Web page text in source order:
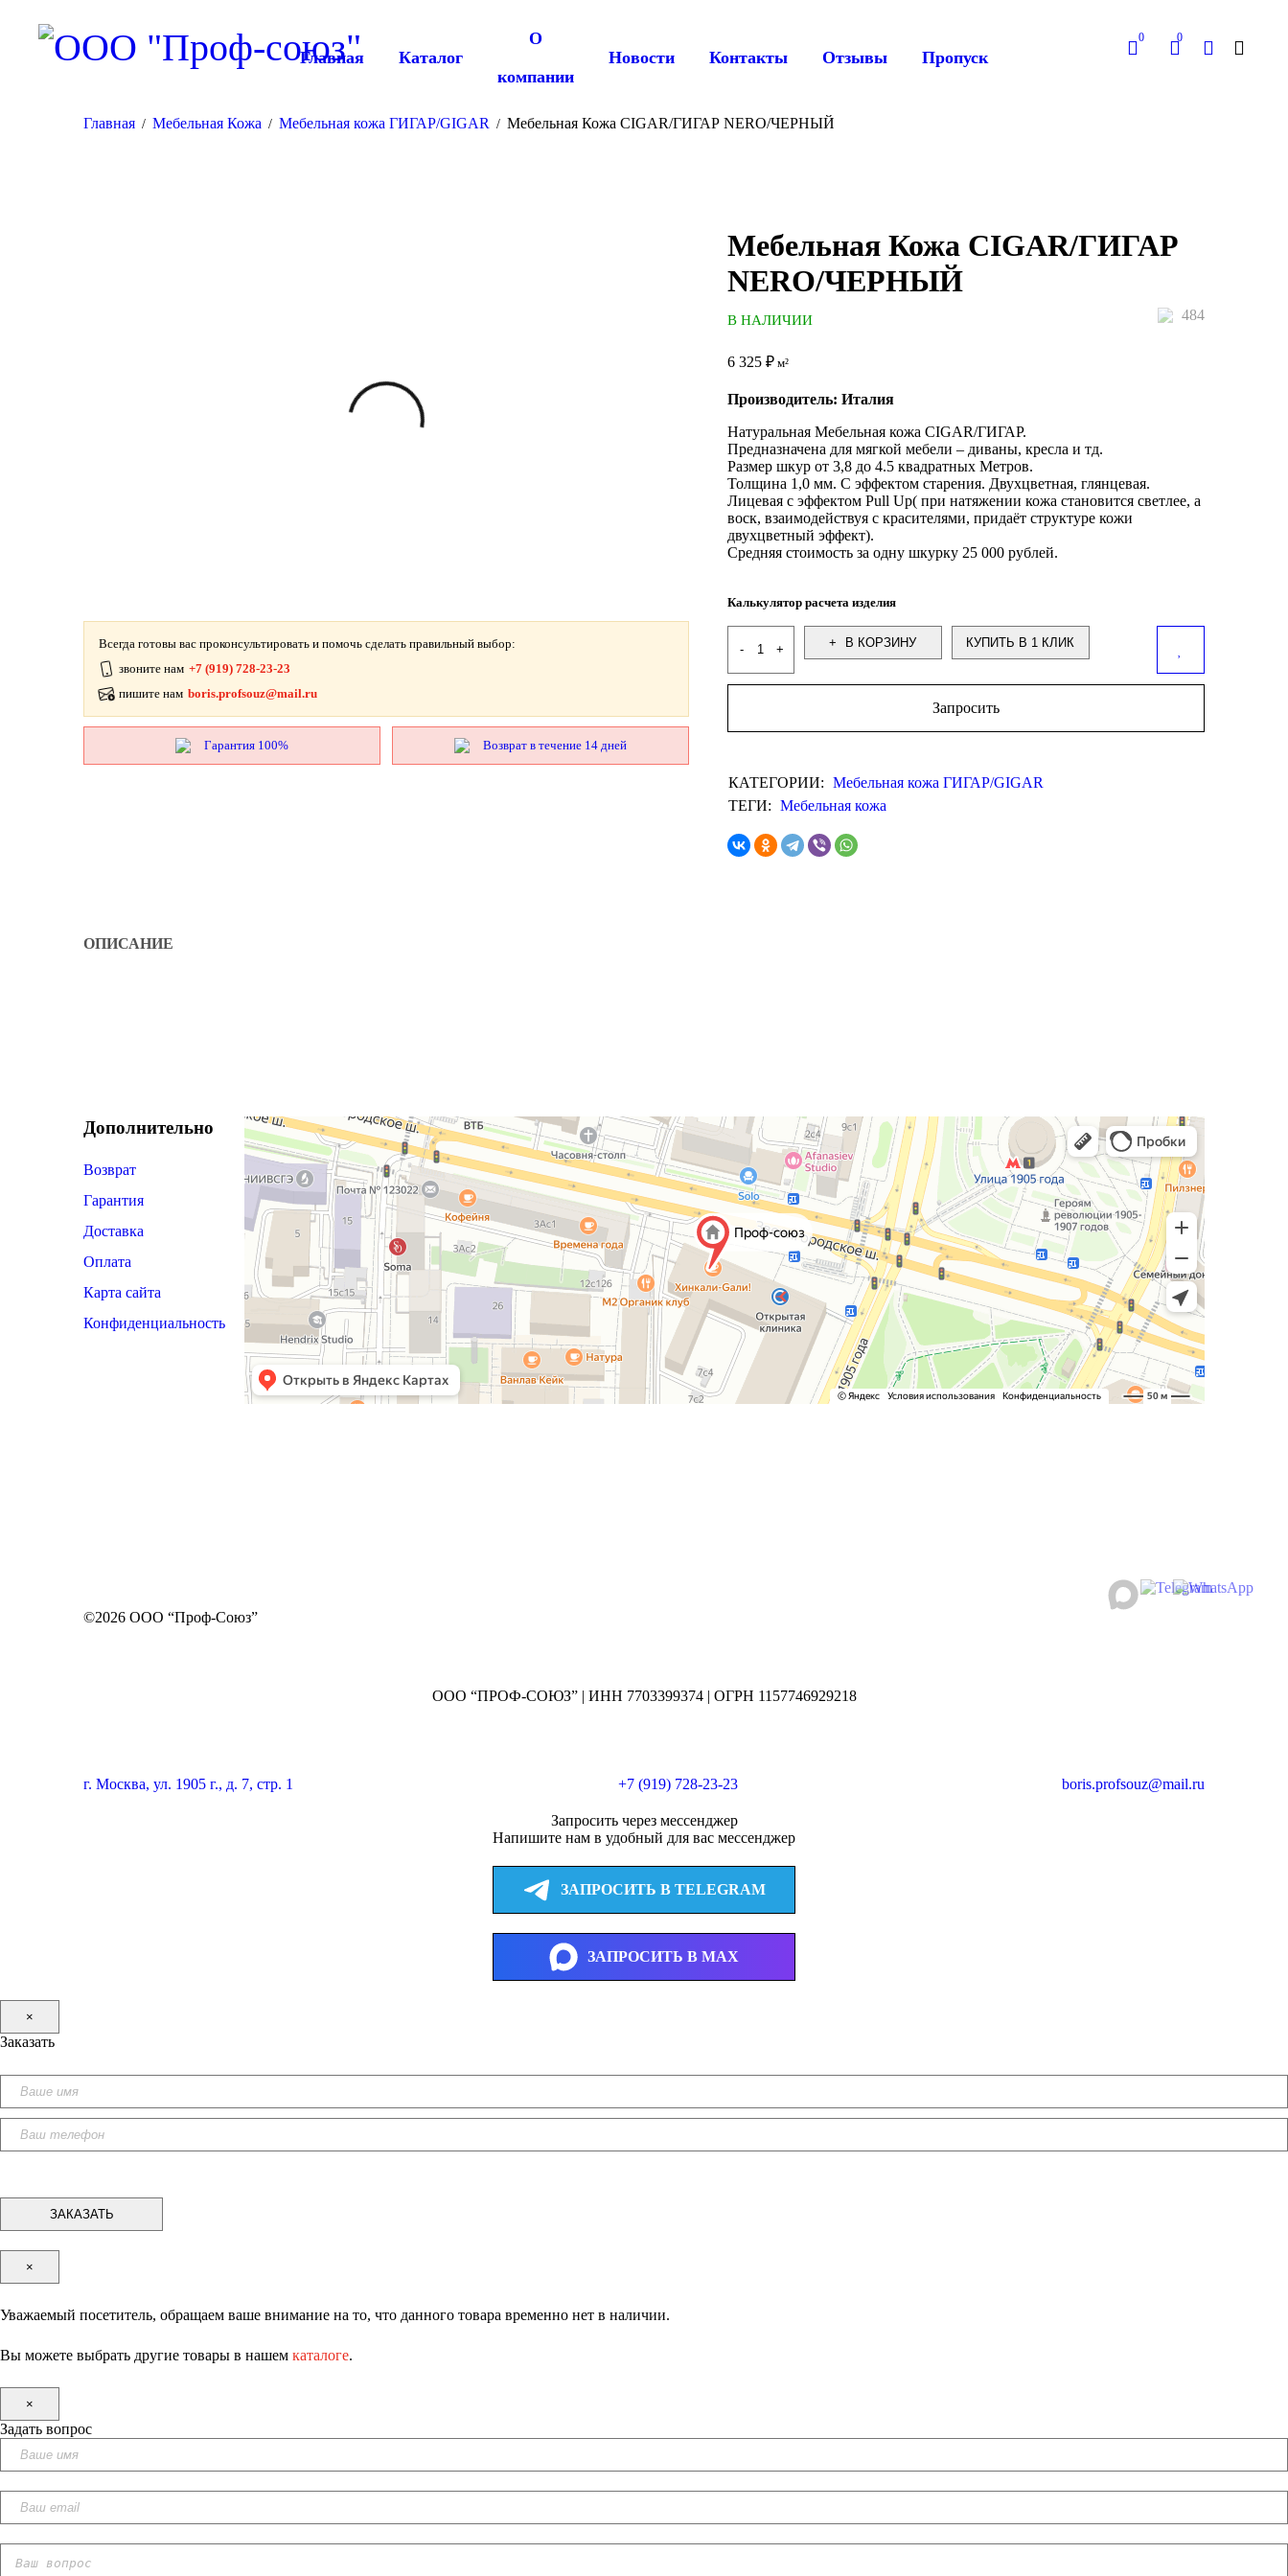
Главная Каталог
О
компании
Новости Контакты Отзывы Пропуск
0 0
Главная / Мебельная Кожа / Мебельная кожа ГИГАР/GIGAR / Мебельная Кожа CIGAR/ГИГАР NERO/ЧЕРНЫЙ
Всегда готовы вас проконсультировать и помочь сделать правильный выбор:
звоните нам +7 (919) 728-23-23
пишите нам boris.profsouz@mail.ru
Гарантия 100% Возврат в течение 14 дней
Мебельная Кожа CIGAR/ГИГАР
NERO/ЧЕРНЫЙ
484
В НАЛИЧИИ
6 325 ₽м²
Производитель: Италия
Натуральная Мебельная кожа CIGAR/ГИГАР.
Предназначена для мягкой мебели – диваны, кресла и тд.
Размер шкур от 3,8 до 4.5 квадратных Метров.
Толщина 1,0 мм. С эффектом старения. Двухцветная, глянцевая.
Лицевая с эффектом Pull Up( при натяжении кожа становится светлее, а
воск, взаимодействуя с красителями, придаёт структуре кожи
двухцветный эффект).
Средняя стоимость за одну шкурку 25 000 рублей.
Калькулятор расчета изделия
В КОРЗИНУ КУПИТЬ В 1 КЛИК
Запросить
КАТЕГОРИИ: Мебельная кожа ГИГАР/GIGAR
ТЕГИ: Мебельная кожа
ОПИСАНИЕ
Дополнительно
Возврат
Гарантия
Доставка
Оплата
Карта сайта
Конфиденциальность
©2026 ООО “Проф-Союз”
ООО “ПРОФ-СОЮЗ” | ИНН 7703399374 | ОГРН 1157746929218
г. Москва, ул. 1905 г., д. 7, стр. 1 +7 (919) 728-23-23 boris.profsouz@mail.ru
Запросить через мессенджер
Напишите нам в удобный для вас мессенджер
ЗАПРОСИТЬ В TELEGRAM
ЗАПРОСИТЬ В MAX
×
Заказать
×
Уважаемый посетитель, обращаем ваше внимание на то, что данного товара временно нет в наличии.
Вы можете выбрать другие товары в нашем каталоге.
×
Задать вопрос